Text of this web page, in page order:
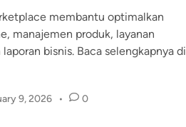
membantu optimalkan
manajemen produk, layanan
bisnis. Baca selengkapnya di
9, 2026 • 0